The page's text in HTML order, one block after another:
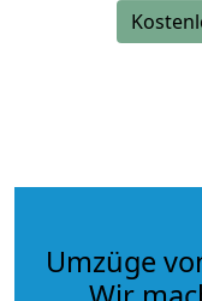
Umzüge